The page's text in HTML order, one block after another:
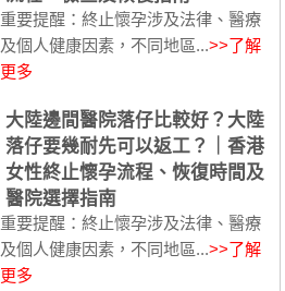
重要提醒：終止懷孕涉及法律、醫療
及個人健康因素，不同地區...>>了解
更多
大陸邊間醫院落仔比較好？大陸
落仔要幾耐先可以返工？｜香港
女性終止懷孕流程、恢復時間及
醫院選擇指南
重要提醒：終止懷孕涉及法律、醫療
及個人健康因素，不同地區...>>了解
更多